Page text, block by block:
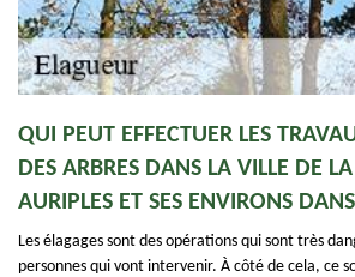
QUI PEUT EFFECTUER LES
DES ARBRES DANS LA VILLE DE
AURIPLES ET SES ENVIRONS
Les élagages sont des opérations qui sont très
personnes qui vont intervenir. À côté de cela, ce